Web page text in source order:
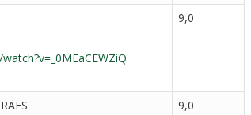
9,0
9,0